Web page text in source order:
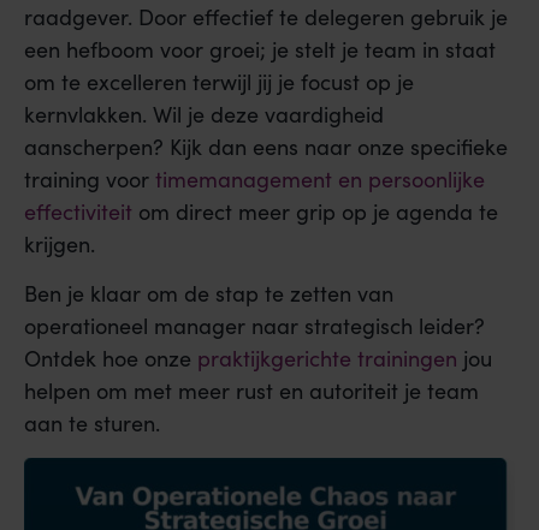
raadgever. Door effectief te delegeren gebruik je
een hefboom voor groei; je stelt je team in staat
om te excelleren terwijl jij je focust op je
kernvlakken. Wil je deze vaardigheid
aanscherpen? Kijk dan eens naar onze specifieke
training voor timemanagement en persoonlijke
effectiviteit om direct meer grip op je agenda te
krijgen.
Ben je klaar om de stap te zetten van
operationeel manager naar strategisch leider?
Ontdek hoe onze praktijkgerichte trainingen jou
helpen om met meer rust en autoriteit je team
aan te sturen.